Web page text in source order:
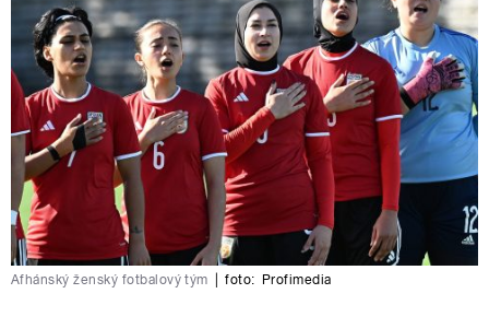
Afhánský ženský fotbalový tým foto: Profimedia